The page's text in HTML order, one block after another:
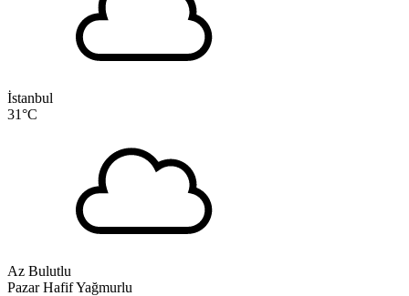
İstanbul
31°C
Az Bulutlu
Pazar Hafif Yağmurlu